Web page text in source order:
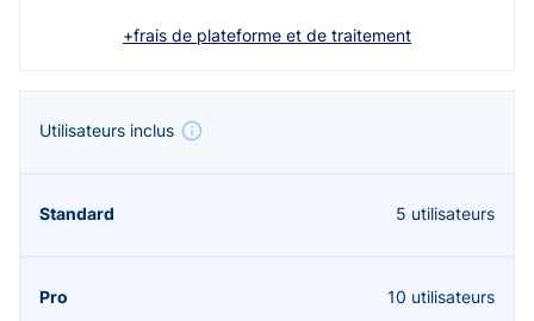
+frais de plateforme et de traitement
Utilisateurs inclus
5 utilisateurs
10 utilisateurs